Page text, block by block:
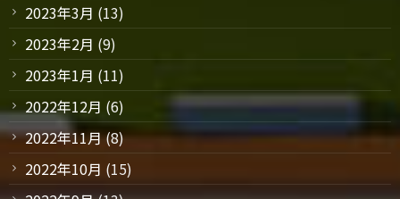
2023年3月 (13)
2023年2月 (9)
2023年1月 (11)
2022年12月 (6)
2022年11月(8)
2022年10月 (15)